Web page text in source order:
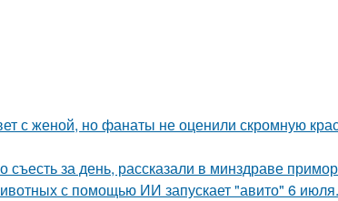
с женой, но фанаты не оценили скромную
за день, рассказали в минздраве
с помощью ИИ запускает "авито" 6 июля.